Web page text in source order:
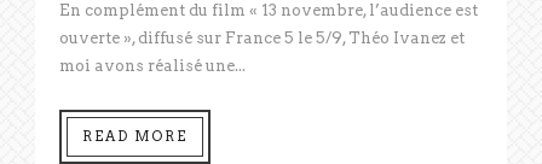
En complément du film « 13 novembre, l’audience est
ouverte », diffusé sur France 5 le 5/9, Théo Ivanez et
moi avons réalisé une...
READ MORE